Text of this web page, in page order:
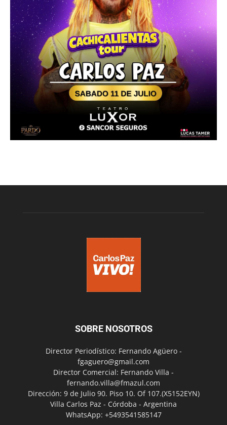
SOBRE NOSOTROS
Director Periodístico: Fernando Agüero -
fgaguero@gmail.com
Director Comercial: Fernando Villa -
fernando.villa@fmazul.com
Dirección: 9 de Julio 90. Piso 10. Of 107.(X5152EYN)
Villa Carlos Paz - Córdoba - Argentina
WhatsApp: +5493541585147